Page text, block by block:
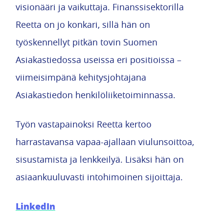
visionääri ja vaikuttaja. Finanssisektorilla
Reetta on jo konkari, sillä hän on
työskennellyt pitkän tovin Suomen
Asiakastiedossa useissa eri positioissa –
viimeisimpänä kehitysjohtajana
Asiakastiedon henkilöliiketoiminnassa.
Työn vastapainoksi Reetta kertoo
harrastavansa vapaa-ajallaan viulunsoittoa,
sisustamista ja lenkkeilyä. Lisäksi hän on
asiaankuuluvasti intohimoinen sijoittaja.
LinkedIn